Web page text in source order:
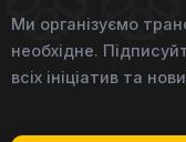
Ми організуємо
необхідне.
всіх ініціатив та